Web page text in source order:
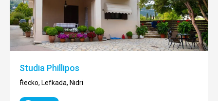
Studia Phillipos
Řecko, Lefkada, Nidri